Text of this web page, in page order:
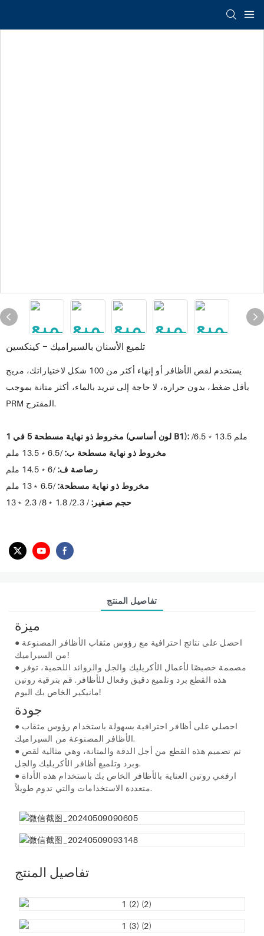
تلميع الأسنان بالسيراميك - كينكسين
يستخدم لقص الأظافر أو إنهاء أكثر من 100 شكل لاختياراتك، مريح
بأقل ضغط، بدون حرارة، لا حاجة إلى تبريد بالماء، أكثر متانة بموجب
PRM المقترح.
مخروط ذو نهاية مسطحة 5 في 1 (لون أساسي B1):
/6.5﹡13.5 ملم
مخروط ذو نهاية مسطحة ب:/6.5﹡13.5 ملم
رصاصة ف:/6﹡14.5 ملم
مخروط ذو نهاية مسطحة:/6.5﹡13 ملم
حجم صغير:/ 2.3/ 1.8﹡8/ 2.3﹡13
تفاصيل المنتج
ميزة
● احصل على نتائج احترافية مع رؤوس مثقاب الأظافر المصنوعة
من السيراميك!
● مصممة خصيصًا لأعمال الأكريليك والجل والزوائد اللحمية، توفر
هذه القطع برد وتلميع دقيق وفعال للأظافر. قم بترقية روتين
مانيكير الخاص بك اليوم!
جودة
● احصلي على أظافر احترافية بسهولة باستخدام رؤوس مثقاب
الأظافر المصنوعة من السيراميك.
● تم تصميم هذه القطع من أجل الدقة والمتانة، وهي مثالية لقص
وبرد وتلميع أظافر الأكريليك والجل.
● ارفعي روتين العناية بالأظافر الخاص بك باستخدام هذه الأداة
متعددة الاستخدامات والتي تدوم طويلاً.
تفاصيل المنتج